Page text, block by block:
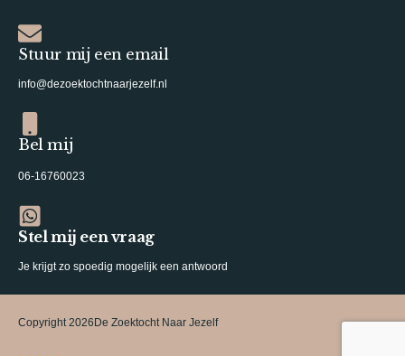
Stuur mij een email
info@dezoektochtnaarjezelf.nl
Bel mij
06-16760023
Stel mij een vraag
Je krijgt zo spoedig mogelijk een antwoord
Copyright 2026 De Zoektocht Naar Jezelf